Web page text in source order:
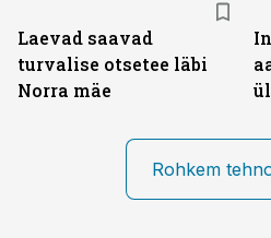
Laevad saavad
turvalise otsetee läbi
Norra mäe
Rohkem